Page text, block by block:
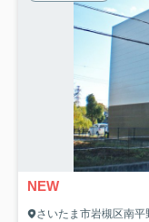
NEW
さいたま市岩槻区南平